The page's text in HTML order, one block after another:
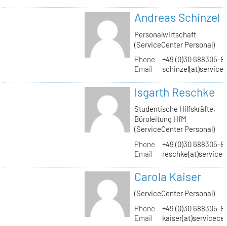
Andreas Schinzel
Personalwirtschaft
(ServiceCenter Personal)
Phone
+49 (0)30 688305-
Email
Isgarth Reschke
Studentische Hilfskräfte,
Büroleitung HfM
(ServiceCenter Personal)
Phone
+49 (0)30 688305-
Email
Carola Kaiser
(ServiceCenter Personal)
Phone
+49 (0)30 688305-
Email